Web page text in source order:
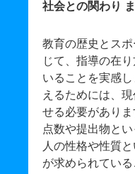
社会との関わり
教育の歴史とス
じて、指導の在
いることを実感
えるためには、
せる必要があり
点数や提出物と
人の性格や性質
が求められている